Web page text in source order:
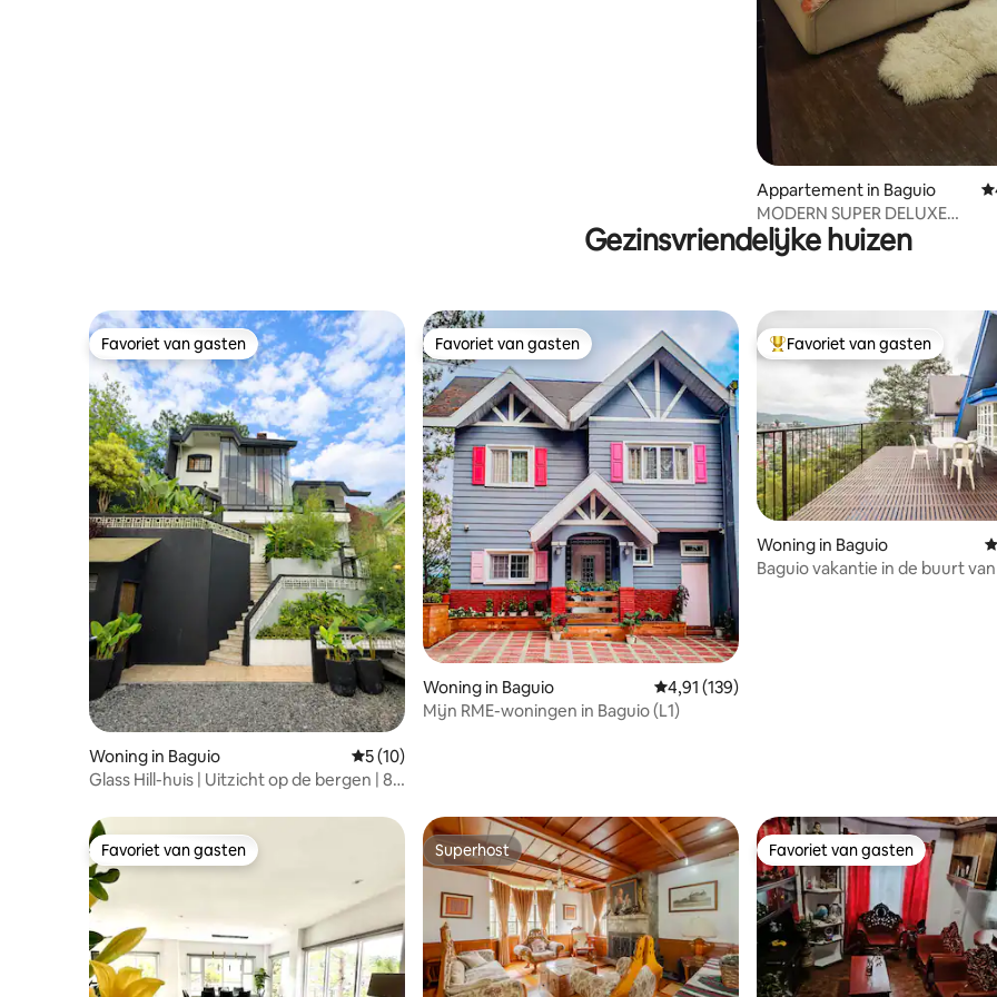
Appartement in Baguio
MODERN SUPER DELUXE
APPARTEMENT/CHADI'S
Gezinsvriendelijke huizen
Favoriet van gasten
Favoriet van gasten
Woning in Baguio Gemiddelde beoordeling van 5 uit 5, 10 recensies
5 (10)
Glass Hill-huis | Uitzicht op de bergen | 8
Favoriet van gasten
Favoriet van gasten
Woning in Baguio Gemiddelde beoordeling van 4,91 uit 5, 139
4,91 (139)
Mijn RME-woningen in Baguio (L1)
Topfavoriet van gasten
Favoriet van gasten
Woning in Baguio
Baguio vakantie in de buurt
Favoriet van gasten
Favoriet van gasten Superhost
Superhost Favoriet van gasten
Favoriet van gasten